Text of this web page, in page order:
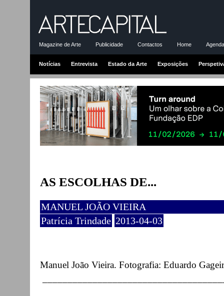
Magazine de Arte Publicidade Contactos Home
Notícias Entrevista Estado da Arte Exposições
AS ESCOLHAS DE...
MANUEL JOÃO VIEIRA
Patrícia Trindade 2013-04-03
Manuel João Vieira. Fotografia: Eduardo